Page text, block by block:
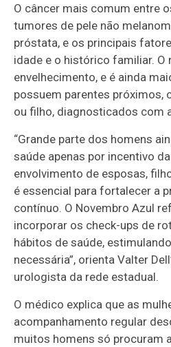
O câncer mais comum entre
tumores de pele não
próstata, e os principais
idade e o histórico familiar. O
envelhecimento, e é ainda
possuem parentes próximos,
ou filho, diagnosticados com
“Grande parte dos homens
saúde apenas por incentivo
envolvimento de esposas,
é essencial para fortalecer a
contínuo. O Novembro Azul
incorporar os check-ups de
hábitos de saúde,
necessária”, orienta Valter
urologista da rede estadual.
O médico explica que as
acompanhamento regular
muitos homens só procuram